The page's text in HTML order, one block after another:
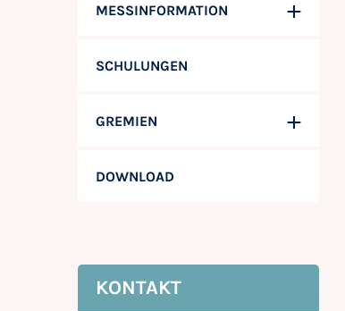
MESSINFORMATION
SCHULUNGEN
GREMIEN
DOWNLOAD
KONTAKT